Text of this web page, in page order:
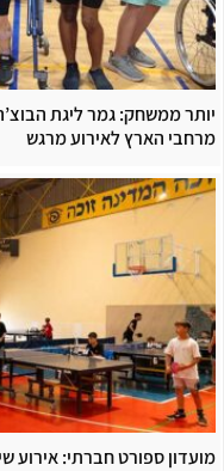
יותר ממשחק: גמר ליגת
מרחבי הארץ לאירוע מרגש
מועדון ספורט חברתי: אירוע